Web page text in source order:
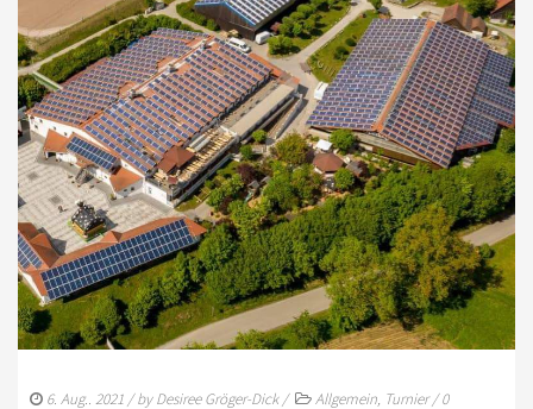
WESTERNREITER ONLINE
DOWNLOAD
WESTERNREITEN
EWU BUND
LANDESVERBÄNDE
MITGLIED WERDEN
EWU BAWÜ
6. Aug.. 2021 / byDesiree Gröger-Dick/ Allgemein, Turnier/0